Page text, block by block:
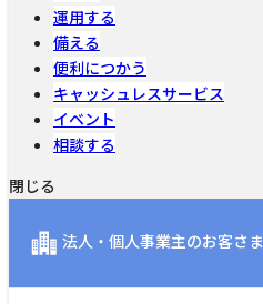
運用する
備える
便利につかう
キャッシュレスサービス
イベント
相談する
閉じる
法人・個人事業主のお客さま